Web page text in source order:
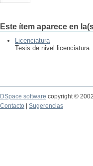
Este ítem aparece en
Licenciatura
Tesis de nivel licenciatura
DSpace software copyright ©
Contacto
Sugerencias